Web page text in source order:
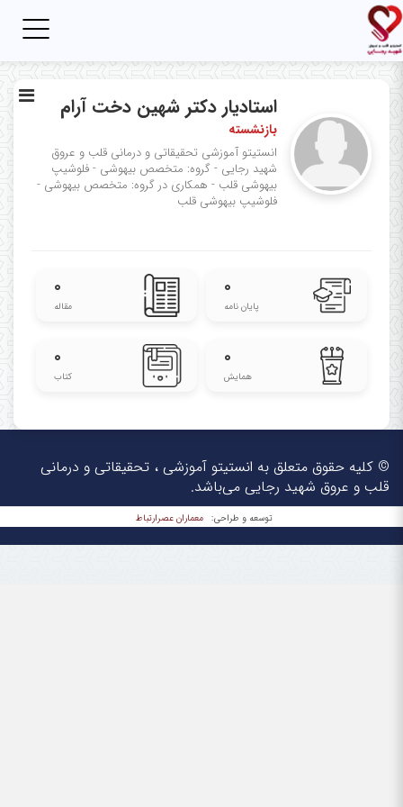
استادیار دکتر شهین دخت آرام
بازنشسته
انستیتو آموزشی تحقیقاتی و درمانی قلب و عروق
شهید رجایی - گروه: متخصص بیهوشی - فلوشیپ
بیهوشی قلب - همکاری در گروه: متخصص بیهوشی -
فلوشیپ بیهوشی قلب
۰
پایان نامه
۰
مقاله
۰
همایش
۰
کتاب
© کلیه حقوق متعلق به انستیتو آموزشی ، تحقیقاتی و درمانی
قلب و عروق شهید رجایی می‌باشد.
توسعه و طراحی: معماران عصر‌ارتباط